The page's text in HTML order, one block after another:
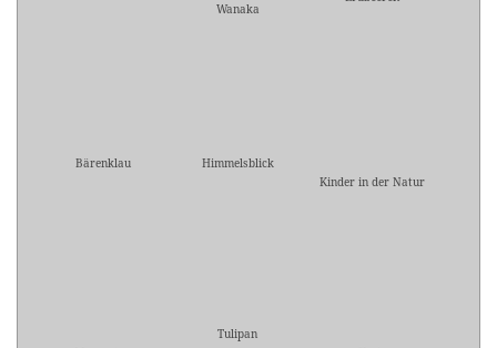
Wanaka
Bärenklau
Himmelsblick
Kinder in der Natur
Tulipan